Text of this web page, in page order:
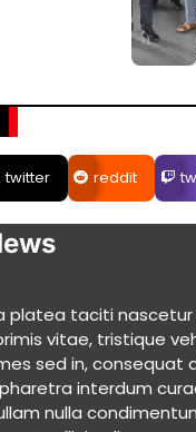
twitter reddit
platea taciti
vitae, tristique
sed in, consequat
interdum
nulla